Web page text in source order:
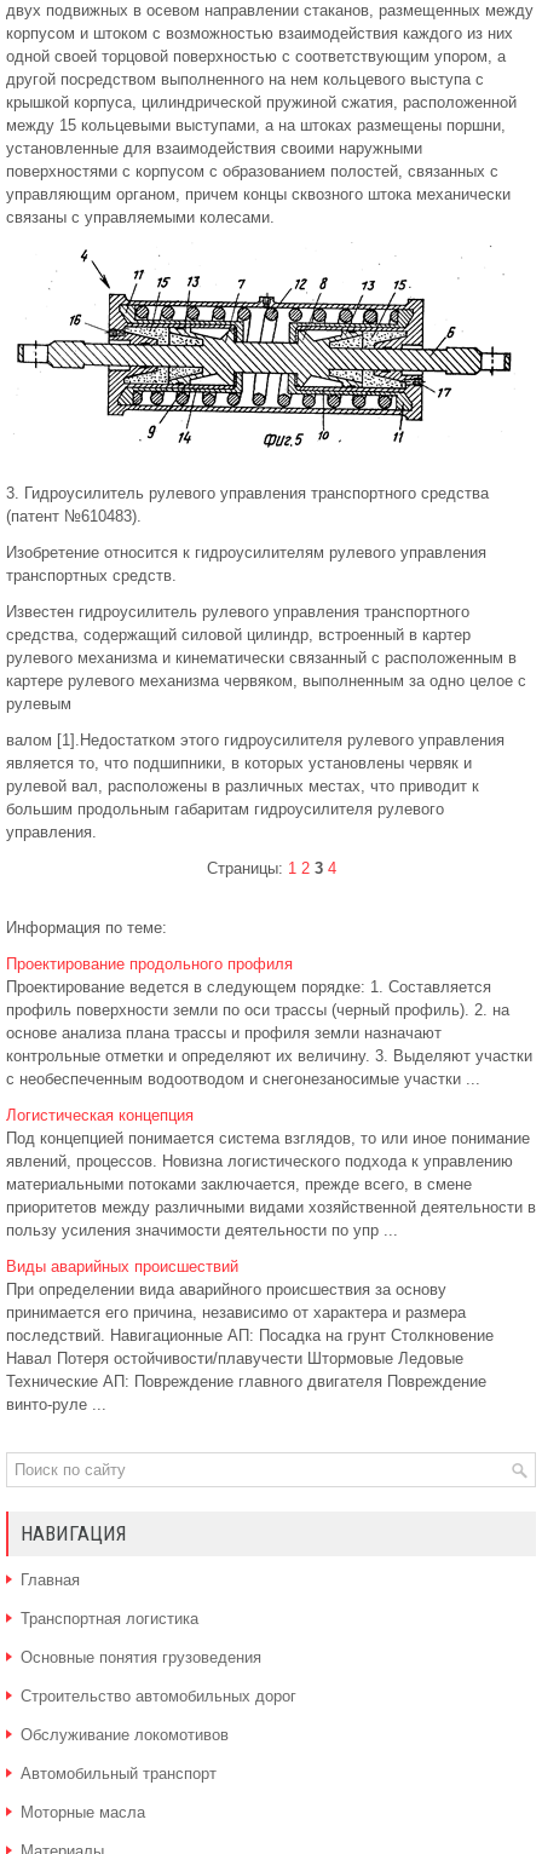
двух подвижных в осевом направлении стаканов, размещенных между
корпусом и штоком с возможностью взаимодействия каждого из них
одной своей торцовой поверхностью с соответствующим упором, а
другой посредством выполненного на нем кольцевого выступа с
крышкой корпуса, цилиндрической пружиной сжатия, расположенной
между 15 кольцевыми выступами, а на штоках размещены поршни,
установленные для взаимодействия своими наружными
поверхностями с корпусом с образованием полостей, связанных с
управляющим органом, причем концы сквозного штока механически
связаны с управляемыми колесами.
3. Гидроусилитель рулевого управления транспортного средства
(патент №610483).
Изобретение относится к гидроусилителям рулевого управления
транспортных средств.
Известен гидроусилитель рулевого управления транспортного
средства, содержащий силовой цилиндр, встроенный в картер
рулевого механизма и кинематически связанный с расположенным в
картере рулевого механизма червяком, выполненным за одно целое с
рулевым
валом [1].Недостатком этого гидроусилителя рулевого управления
является то, что подшипники, в которых установлены червяк и
рулевой вал, расположены в различных местах, что приводит к
большим продольным габаритам гидроусилителя рулевого
управления.
Страницы: 1 2 3 4
Информация по теме:
Проектирование продольного профиля
Проектирование ведется в следующем порядке: 1. Составляется
профиль поверхности земли по оси трассы (черный профиль). 2. на
основе анализа плана трассы и профиля земли назначают
контрольные отметки и определяют их величину. 3. Выделяют участки
с необеспеченным водоотводом и снегонезаносимые участки ...
Логистическая концепция
Под концепцией понимается система взглядов, то или иное понимание
явлений, процессов. Новизна логистического подхода к управлению
материальными потоками заключается, прежде всего, в смене
приоритетов между различными видами хозяйственной деятельности в
пользу усиления значимости деятельности по упр ...
Виды аварийных происшествий
При определении вида аварийного происшествия за основу
принимается его причина, независимо от характера и размера
последствий. Навигационные АП: Посадка на грунт Столкновение
Навал Потеря остойчивости/плавучести Штормовые Ледовые
Технические АП: Повреждение главного двигателя Повреждение
винто-руле ...
НАВИГАЦИЯ
Главная
Транспортная логистика
Основные понятия грузоведения
Строительство автомобильных дорог
Обслуживание локомотивов
Автомобильный транспорт
Моторные масла